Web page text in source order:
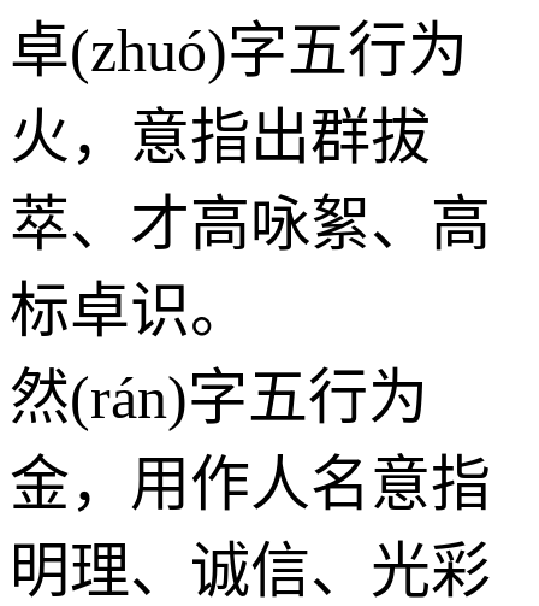
卓(zhuó)字五行为
火 ，意指出群拔
萃、才高咏絮、高
标卓识。
然(rán)字五行为
金，用作人名意指
明理、诚信、光彩